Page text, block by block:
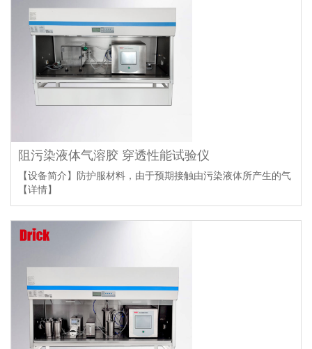
阻污染液体气溶胶 穿透性能试验仪
【设备简介】防护服材料，由于预期接触由污染液体所产生的气
【详情】